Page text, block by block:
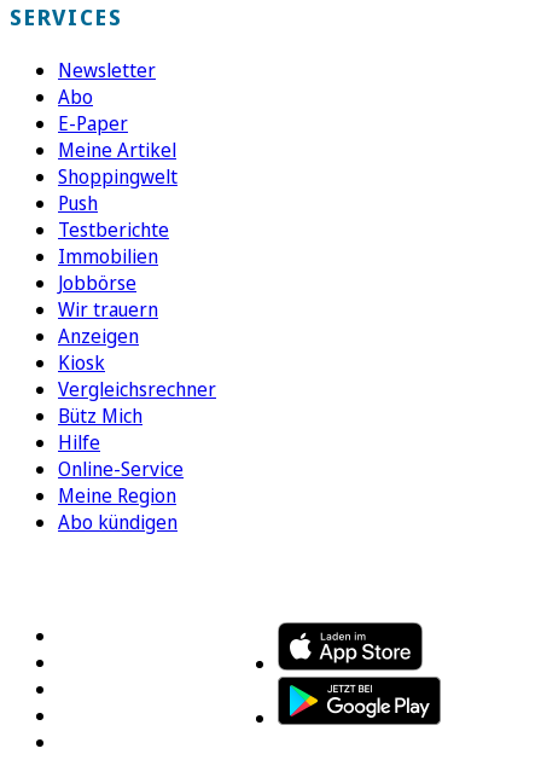
SERVICES
Newsletter
Abo
E-Paper
Meine Artikel
Shoppingwelt
Push
Testberichte
Immobilien
Jobbörse
Wir trauern
Anzeigen
Kiosk
Vergleichsrechner
Bütz Mich
Hilfe
Online-Service
Meine Region
Abo kündigen